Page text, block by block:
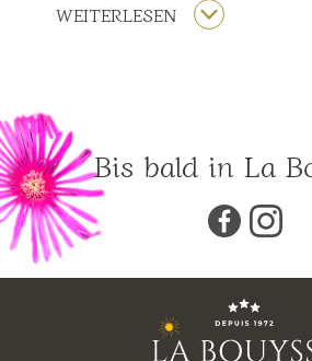
WEITERLESEN
Bis bald in La